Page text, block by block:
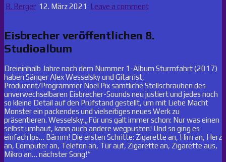
B. Berger 12. März 2021 Leave a comment
Eisbrecher veröffentlichen 8.
Studioalbum
Dreieinhalb Jahre nach dem Nummer 1-Album Sturmfahrt (2017)
haben Sänger Alex Wesselsky und Gitarrist,
Produzent/Programmer Noel Pix sämtliche Stellschrauben des
unverwechselbaren Eisbrecher-Sounds neu justiert und jedes noch
so kleine Detail auf den Prüfstand gestellt, um mit Liebe Macht
Monster ein packendes und vielseitiges neues Werk zu
präsentieren. Wesselsky:„Für uns galt immer schon: Nur was einen
selbst umhaut, kann auch andere wegpusten! Und so ging es
einfach los… Bämm! Die ersten Schritte: Zigarette an, Hirn an, Herz
an, Computer an, Telefon an, Tür auf, Zigarette an, Zigarette aus,
Mikro an… nächster Song!“